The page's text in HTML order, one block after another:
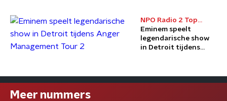
NPO Radio 2 Top
2000
Eminem speelt
legendarische show
in Detroit tijdens
Meer nummers